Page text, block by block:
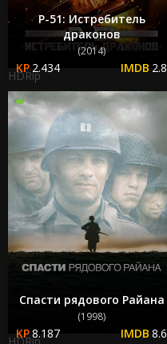
P-51: Истребитель
драконов
(2014)
2.434 2.8
HDRip
Спасти рядового Райана
(1998)
8.187 8.6